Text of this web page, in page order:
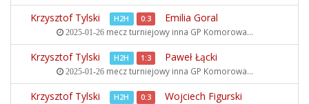
Krzysztof Tylski H2H 0:3 Emilia Goral
2025-01-26mecz turniejowy inna GP Komorowa...
Krzysztof Tylski H2H 1:3 Paweł Łącki
2025-01-26mecz turniejowy inna GP Komorowa...
Krzysztof Tylski H2H 0:3 Wojciech Figurski